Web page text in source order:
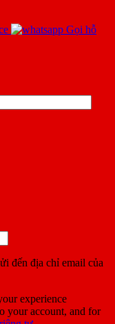
Gọi hỗ
đến địa chỉ email của
experience
your account, and for